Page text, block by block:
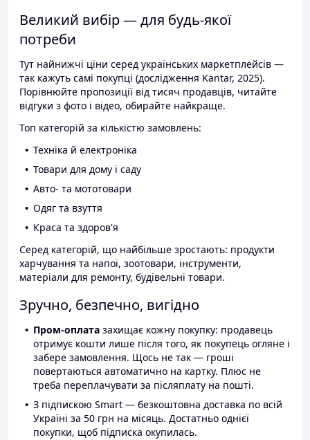
Великий вибір — для будь-якої
потреби
Тут найнижчі ціни серед українських маркетплейсів —
так кажуть самі покупці (дослідження Kantar, 2025).
Порівнюйте пропозиції від тисяч продавців, читайте
відгуки з фото і відео, обирайте найкраще.
Топ категорій за кількістю замовлень:
Техніка й електроніка
Товари для дому і саду
Авто- та мототовари
Одяг та взуття
Краса та здоров'я
Серед категорій, що найбільше зростають: продукти
харчування та напої, зоотовари, інструменти,
матеріали для ремонту, будівельні товари.
Зручно, безпечно, вигідно
Пром-оплата захищає кожну покупку: продавець
отримує кошти лише після того, як покупець огляне і
забере замовлення. Щось не так — гроші
повертаються автоматично на картку. Плюс не
треба переплачувати за післяплату на пошті.
З підпискою Smart — безкоштовна доставка по всій
Україні за 50 грн на місяць. Достатньо однієї
покупки, щоб підписка окупилась.